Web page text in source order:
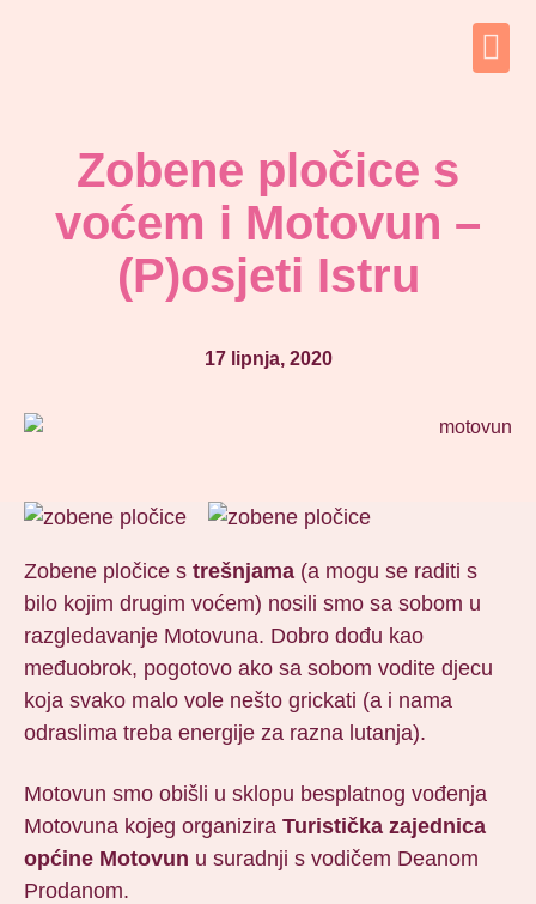
Zobene pločice s
voćem i Motovun –
(P)osjeti Istru
17 lipnja, 2020
Zobene pločice s trešnjama (a mogu se raditi s
bilo kojim drugim voćem) nosili smo sa sobom u
razgledavanje Motovuna. Dobro dođu kao
međuobrok, pogotovo ako sa sobom vodite djecu
koja svako malo vole nešto grickati (a i nama
odraslima treba energije za razna lutanja).
Motovun smo obišli u sklopu besplatnog vođenja
Motovuna kojeg organizira Turistička zajednica
općine Motovun u suradnji s vodičem Deanom
Prodanom.